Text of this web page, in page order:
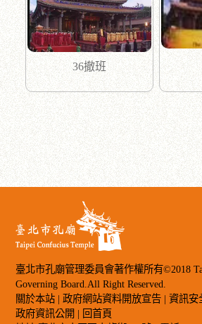
36撤班
臺北市孔廟管理委員會著作權所有©2018
Governing Board.All Right Reserved.
關於本站 | 政府網站資料開放宣告 |資訊安
政府資訊公開 | 回首頁